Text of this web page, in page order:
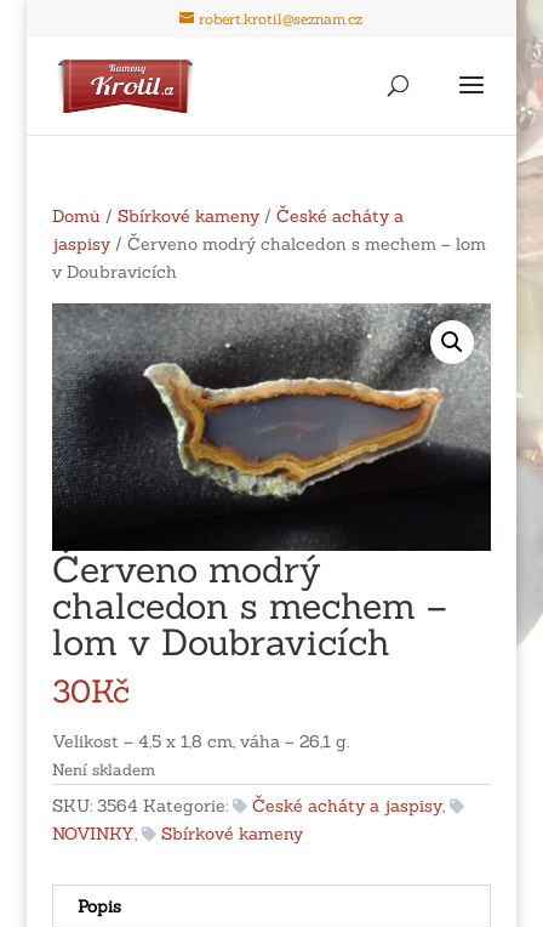
robert.krotil@seznam.cz
Domů / Sbírkové kameny/ České acháty a
jaspisy/ Červeno modrý chalcedon s mechem – lom
v Doubravicích
Červeno modrý
chalcedon s mechem –
lom v Doubravicích
30Kč
Velikost – 4,5 x 1,8 cm, váha – 26,1 g.
Není skladem
SKU: 3564 Kategorie: České acháty a jaspisy,
NOVINKY, Sbírkové kameny
Popis